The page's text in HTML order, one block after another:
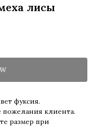
лисы
фуксия.
клиента.
размер при